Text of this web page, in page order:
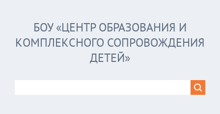
БОУ «ЦЕНТР ОБРАЗОВАНИЯ И
КОМПЛЕКСНОГО СОПРОВОЖДЕНИЯ
ДЕТЕЙ»